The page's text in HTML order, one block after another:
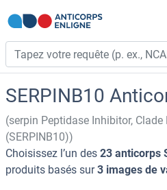
SERPINB10
(serpin Peptidase Inhibitor,
(SERPINB10))
Choisissez l’un des 23 anticorps
produits basés sur3 images de